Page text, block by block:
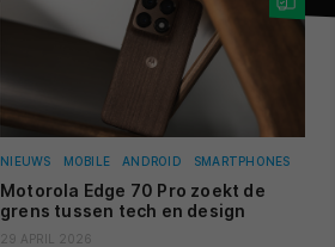
NIEUWS MOBILE ANDROID SMARTPHONES
Motorola Edge 70 Pro zoekt de
grens tussen tech en design
29 APRIL 2026